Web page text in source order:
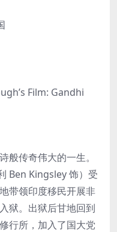
Film: Gandhi
传奇伟大的一生。
Ben Kingsley 饰）受
带领印度移民开展非
狱。出狱后甘地回到
行所，加入了国大党